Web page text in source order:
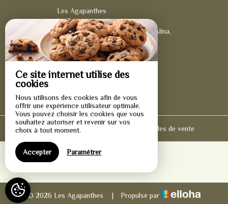
Ce site internet utilise des
cookies
Nous utilisons des cookies afin de vous
offrir une expérience utilisateur optimale.
Vous pouvez choisir les cookies que vous
souhaitez autoriser et revenir sur vos
choix à tout moment.
Accepter Paramétrer
Les Agapanthes
La Réunion,
Les Agapanthes, L’escale Chez Alina,
La Possession,
97419 -
Contacter par email
Mentions légales Conditions générales de vente
© 2026 Les Agapanthes | Propulsé par